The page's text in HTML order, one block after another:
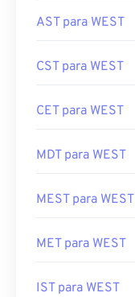
AST para WEST
CST para WEST
CET para WEST
MDT para WEST
MEST para WEST
MET para WEST
IST para WEST